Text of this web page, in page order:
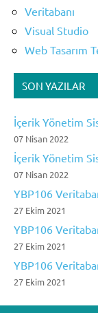
Veritabanı
Visual Studio
Web Tasarım
SON YAZILAR
İçerik Yönetim
07 Nisan 2022
İçerik Yönetim
07 Nisan 2022
YBP106
27 Ekim 2021
YBP106
27 Ekim 2021
YBP106
27 Ekim 2021